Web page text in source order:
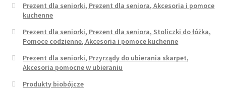
Prezent dla seniorki, Prezent dla seniora, Akcesoria i pomoce
kuchenne
Prezent dla seniorki, Prezent dla seniora, Stoliczki do łóżka,
Pomoce codzienne, Akcesoria i pomoce kuchenne
Prezent dla seniorki, Przyrządy do ubierania skarpet,
Akcesoria pomocne w ubieraniu
Produkty biobójcze